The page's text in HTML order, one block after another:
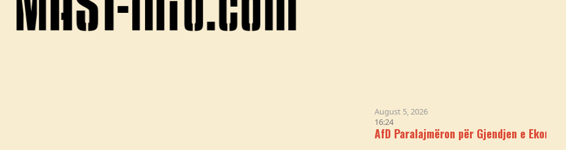
August 5, 2026
AfD Paralajmëron për Gjendjen e Ekonomisë